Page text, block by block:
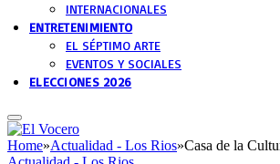
INTERNACIONALES
ENTRETENIMIENTO
EL SÉPTIMO ARTE
EVENTOS Y SOCIALES
ELECCIONES 2026
Home»Actualidad - Los Rios»Casa de la